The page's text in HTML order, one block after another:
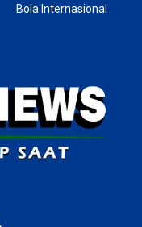
Bola Internasional